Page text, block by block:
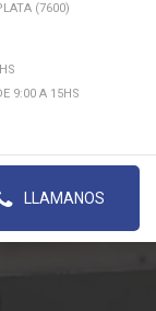
(7600)
9:00 A 15HS
LLAMANOS